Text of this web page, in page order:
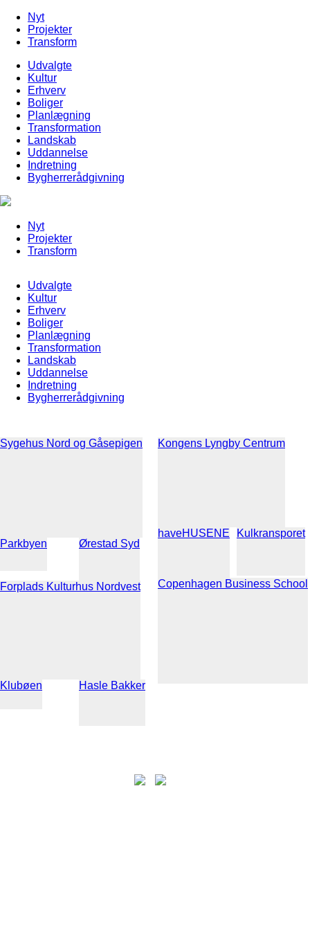
Nyt
Projekter
Transform
Udvalgte
Kultur
Erhverv
Boliger
Planlægning
Transformation
Landskab
Uddannelse
Indretning
Bygherrerådgivning
Nyt
Projekter
Transform
Udvalgte
Kultur
Erhverv
Boliger
Planlægning
Transformation
Landskab
Uddannelse
Indretning
Bygherrerådgivning
Sygehus Nord og Gåsepigen Kongens Lyngby Centrum
haveHUSENE
Kulkransporet
Parkbyen
Ørestad Syd
Copenhagen Business School
Forplads Kulturhus Nordvest
Klubøen Hasle Bakker